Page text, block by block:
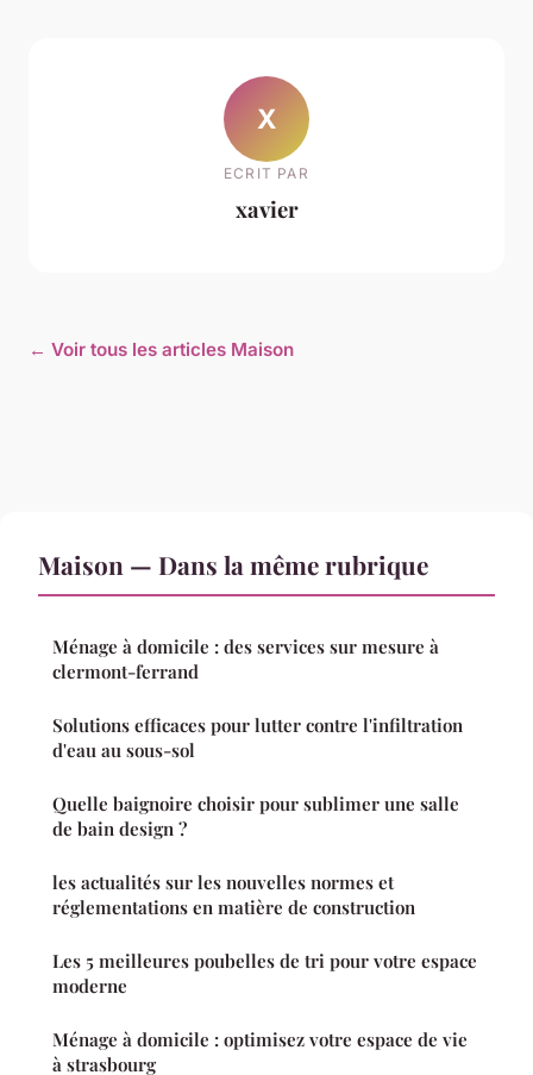
X
ECRIT PAR
xavier
← Voir tous les articles Maison
Maison — Dans la même rubrique
Ménage à domicile : des services sur mesure à
clermont-ferrand
Solutions efficaces pour lutter contre l'infiltration
d'eau au sous-sol
Quelle baignoire choisir pour sublimer une salle
de bain design ?
les actualités sur les nouvelles normes et
réglementations en matière de construction
Les 5 meilleures poubelles de tri pour votre espace
moderne
Ménage à domicile : optimisez votre espace de vie
à strasbourg